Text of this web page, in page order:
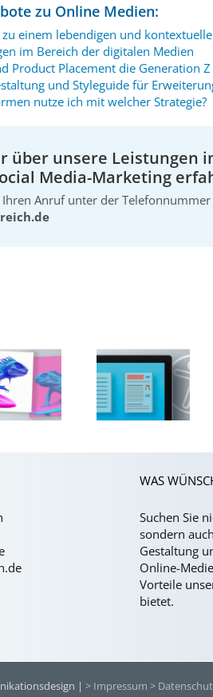
zu Online Medien:
einem lebendigen und
im Bereich der digitalen Medien
Product Placement die Generation
und Styleguide für
nutze ich mit welcher Strategie?
über unsere Leistungen
Media-Marketing
Anruf unter der Telefonnummer
Prinzipien
der
Barrierefreiheit
Techniken
und KI-
Tools für
ein
WAS
Suchen Sie
sondern
Gestaltung
Online-
Vorteile
bietet.
| > Impressum >